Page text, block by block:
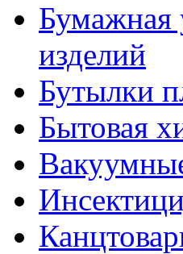
Бумажная
изделий
Бутылки
Бытовая